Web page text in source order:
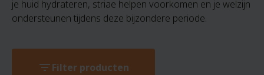
je huid hydrateren, striae helpen voorkomen en je welzijn
ondersteunen tijdens deze bijzondere periode.
filter_listFilter producten